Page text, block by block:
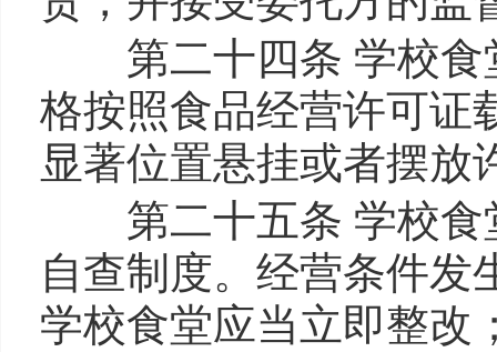
第二十四条 学校食
格按照食品经营许可证
显著位置悬挂或者摆放
第二十五条 学校食
自查制度。经营条件发
学校食堂应当立即整改